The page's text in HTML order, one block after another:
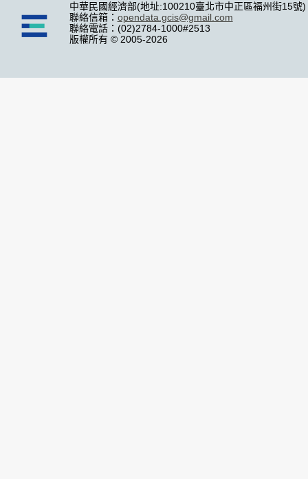
中華民國經濟部(地址:100210臺北市中正區福州街15號)
聯絡信箱： opendata.gcis@gmail.com
聯絡電話：(02)2784-1000#2513
版權所有 © 2005-2026